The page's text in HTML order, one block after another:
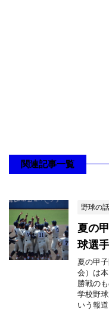
関連記事一覧
野球の
夏の
球選
夏の甲
会）は
勝戦の
学校野
いう報道